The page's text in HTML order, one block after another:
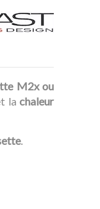
M2x ou
lachaleur
.